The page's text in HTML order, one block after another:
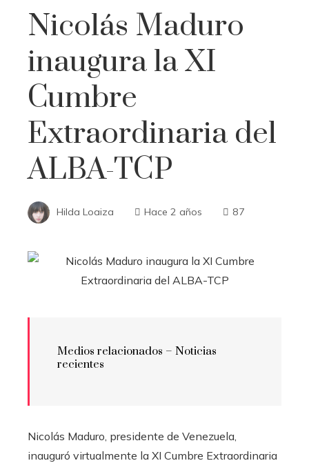
Nicolás Maduro
inaugura la XI
Cumbre
Extraordinaria del
ALBA-TCP
Hilda Loaiza Hace 2 años 87
Medios relacionados – Noticias
recientes
Nicolás Maduro, presidente de Venezuela,
inauguró virtualmente la XI Cumbre Extraordinaria